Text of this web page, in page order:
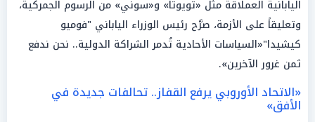
اليابانية العملاقة مثل «تويوتا» و«سوني» من الرسوم الجمركية،
وتعليقاً على الأزمة، صرَّح رئيس الوزراء الياباني "فوميو
كيشيدا"«السياسات الأحادية تُدمر الشراكة الدولية.. نحن ندفع
ثمن غرور الآخرين».
«الاتحاد الأوروبي يرفع القفاز.. تحالفات جديدة في
الأفق»